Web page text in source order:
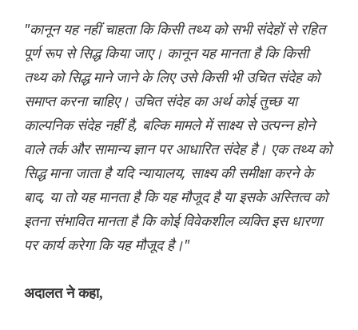
"कानून यह नहीं चाहता कि किसी तथ्य को सभी संदेहों से रहित
पूर्ण रूप से सिद्ध किया जाए। कानून यह मानता है कि किसी
तथ्य को सिद्ध माने जाने के लिए उसे किसी भी उचित संदेह को
समाप्त करना चाहिए। उचित संदेह का अर्थ कोई तुच्छ या
काल्पनिक संदेह नहीं है, बल्कि मामले में साक्ष्य से उत्पन्न होने
वाले तर्क और सामान्य ज्ञान पर आधारित संदेह है। एक तथ्य को
सिद्ध माना जाता है यदि न्यायालय, साक्ष्य की समीक्षा करने के
बाद, या तो यह मानता है कि यह मौजूद है या इसके अस्तित्व को
इतना संभावित मानता है कि कोई विवेकशील व्यक्ति इस धारणा
पर कार्य करेगा कि यह मौजूद है।"
अदालत ने कहा,